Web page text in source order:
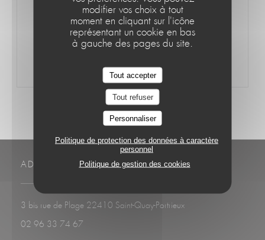
modifier vos choix à tout
moment en cliquant sur l'icône
représentant un cookie en bas
à gauche des pages du site.
Tout accepter
Tout refuser
Personnaliser
Politique de protection des données à caractère
personnel
Politique de gestion des cookies
vient-d-ouvrir-19-06-2019-
12315632.php#zwE5htqtkRVGURU4.99
ADRESSE
3 bis rue de Plage 22410 Saint-Quay-Portrieux((ouvre une nouvelle
02 96 33 74 67